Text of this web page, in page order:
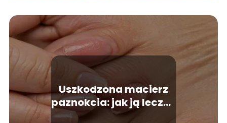
Uszkodzona macierz
paznokcia: jak ją leczyć
i chronić?